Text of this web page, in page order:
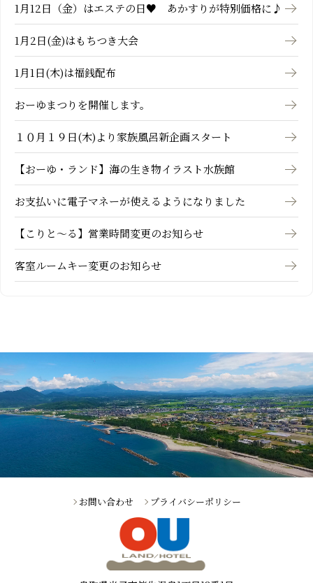
1月12日（金）はエステの日♥ あかすりが特別価格に♪
1月2日(金)はもちつき大会
1月1日(木)は福銭配布
おーゆまつりを開催します。
１０月１９日(木)より家族風呂新企画スタート
【おーゆ・ランド】海の生き物イラスト水族館
お支払いに電子マネーが使えるようになりました
【こりと～る】営業時間変更のお知らせ
客室ルームキー変更のお知らせ
お問い合わせ プライバシーポリシー